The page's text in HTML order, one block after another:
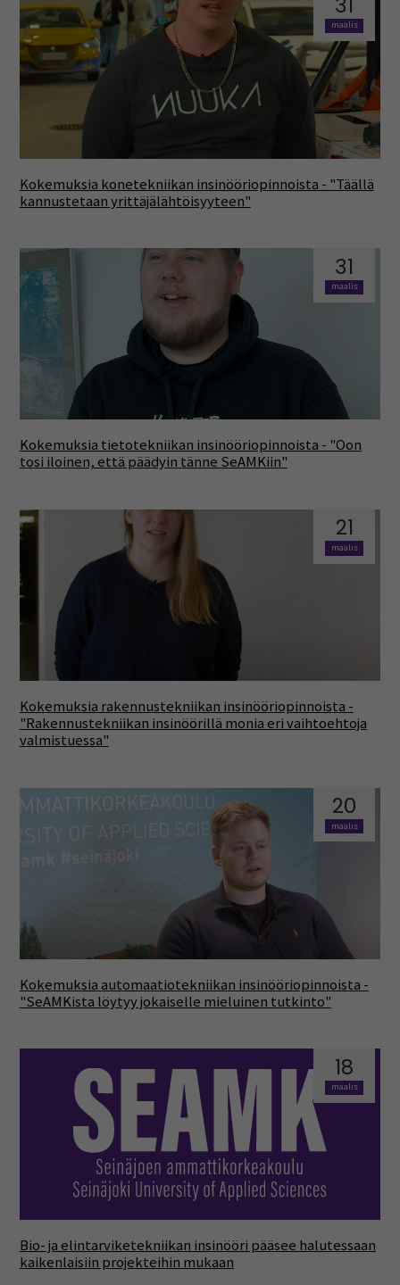
maalis
Kokemuksia konetekniikan insinööriopinnoista - "Täällä
kannustetaan yrittäjälähtöisyyteen"
31
maalis
Kokemuksia tietotekniikan insinööriopinnoista - "Oon
tosi iloinen, että päädyin tänne SeAMKiin"
21
maalis
Kokemuksia rakennustekniikan insinööriopinnoista -
"Rakennustekniikan insinöörillä monia eri vaihtoehtoja
valmistuessa"
20
maalis
Kokemuksia automaatiotekniikan insinööriopinnoista -
"SeAMKista löytyy jokaiselle mieluinen tutkinto"
18
maalis
Bio- ja elintarviketekniikan insinööri pääsee halutessaan
kaikenlaisiin projekteihin mukaan